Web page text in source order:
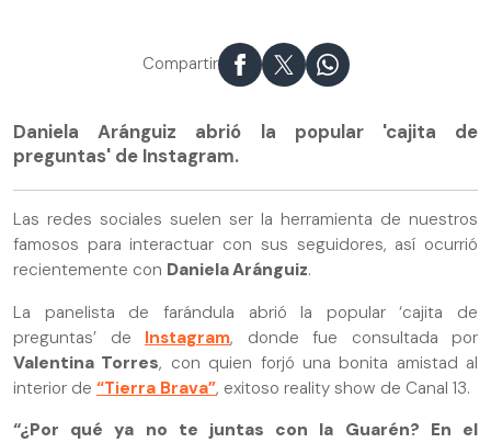
Compartir
Daniela Aránguiz abrió la popular 'cajita de
preguntas' de Instagram.
Las redes sociales suelen ser la herramienta de nuestros
famosos para interactuar con sus seguidores, así ocurrió
recientemente con Daniela Aránguiz.
La panelista de farándula abrió la popular ‘cajita de
preguntas’ de Instagram, donde fue consultada por
Valentina Torres, con quien forjó una bonita amistad al
interior de “Tierra Brava”, exitoso reality show de Canal 13.
“¿Por qué ya no te juntas con la Guarén? En el